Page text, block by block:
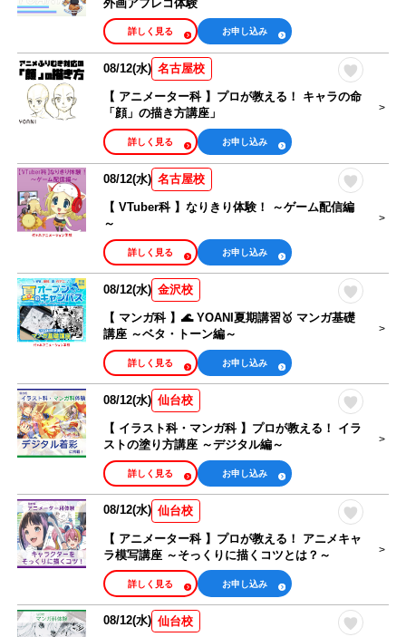
外画アフレコ体験
お申し込み
詳しく見る
08/12(水) 名古屋校
【 アニメーター科 】プロが教える！ キャラの命
「顔」の描き方講座」
お申し込み
詳しく見る
08/12(水) 名古屋校
【 VTuber科 】なりきり体験！ ～ゲーム配信編
～
お申し込み
詳しく見る
08/12(水) 金沢校
【 マンガ科 】🌊 YOANI夏期講習🥇 マンガ基礎
講座 ～ベタ・トーン編～
お申し込み
詳しく見る
08/12(水) 仙台校
【 イラスト科・マンガ科 】プロが教える！ イラ
ストの塗り方講座 ～デジタル編～
お申し込み
詳しく見る
08/12(水) 仙台校
【 アニメーター科 】プロが教える！ アニメキャ
ラ模写講座 ～そっくりに描くコツとは？～
お申し込み
詳しく見る
08/12(水) 仙台校